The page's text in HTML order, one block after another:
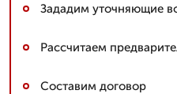
Зададим уточняющие
Рассчитаем
Составим договор